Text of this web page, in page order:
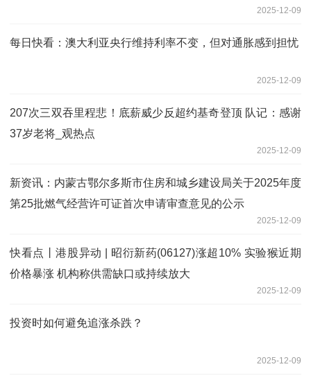
2025-12-09
每日快看：澳大利亚央行维持利率不变，但对通胀感到担忧
2025-12-09
207次三双吞里程悲！底薪威少反超约基奇登顶 队记：感谢
37岁老将_观热点
2025-12-09
新资讯：内蒙古鄂尔多斯市住房和城乡建设局关于2025年度
第25批燃气经营许可证首次申请审查意见的公示
2025-12-09
快看点丨港股异动 | 昭衍新药(06127)涨超10% 实验猴近期
价格暴涨 机构称供需缺口或持续放大
2025-12-09
投资时如何避免追涨杀跌？
2025-12-09